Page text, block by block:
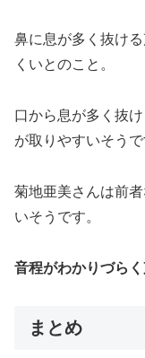
鼻に息が多く抜け
くいとのこと。
口から息が多く抜
が取りやすいそうで
菊地亜美さんは前者
いそうです。
音程がわかりづら
まとめ